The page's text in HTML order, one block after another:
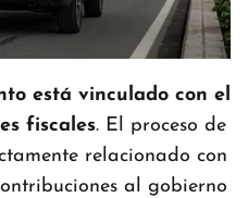
está vinculado con el
fiscales. El proceso de
relacionado con
al gobierno